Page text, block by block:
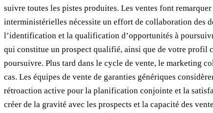
suivre toutes les pistes produites. Les ventes font
interministérielles nécessite un effort de collaboration des
l’identification et la qualification d’opportunités à
qui constitue un prospect qualifié, ainsi que de votre profil
poursuivre. Plus tard dans le cycle de vente, le marketing
cas. Les équipes de vente de garanties génériques
rétroaction active pour la planification conjointe et la
créer de la gravité avec les prospects et la capacité des